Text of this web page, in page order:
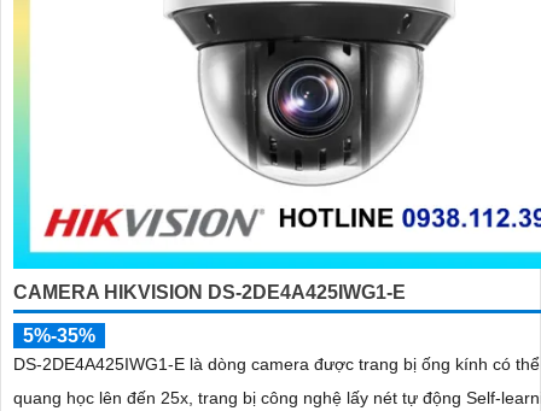
CAMERA HIKVISION DS-2DE4A425IWG1-E
5%-35%
DS-2DE4A425IWG1-E là dòng camera được trang bị ống kính có
quang học lên đến 25x, trang bị công nghệ lấy nét tự động Self-